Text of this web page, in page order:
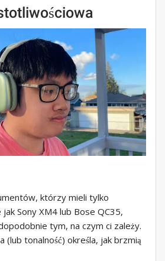
którzy mieli tylko
jak Sony XM4 lub Bose QC35,
tym, na czym ci zależy.
(lub tonalność) określa, jak brzmią